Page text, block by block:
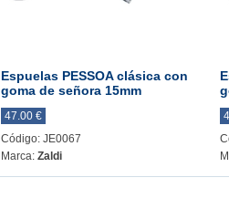
Espuelas PESSOA clásica con
goma de señora 15mm
47.00 €
Código: JE0067
Marca: Zaldi